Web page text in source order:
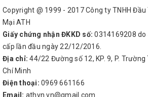
Copyright @ 1999 - 2017 Công ty TNHH
Mại ATH
Giấy chứng nhận ĐKKD số: 0314169208 do
cấp lần đầu ngày 22/12/2016.
Địa chỉ: 44/22 Đường số 12, KP. 9, P. Trường
Chí Minh
Điện thoại: 0969 661166
Email: athvn.vn@gmail.com